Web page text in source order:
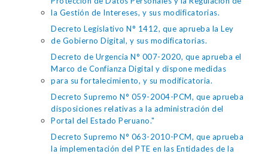
la Gestión de Intereses, y sus modificatorias.
Decreto Legislativo N° 1412, que aprueba la Ley
de Gobierno Digital, y sus modificatorias.
Decreto de Urgencia N° 007-2020, que aprueba el
Marco de Confianza Digital y dispone medidas
para su fortalecimiento, y su modificatoria.
Decreto Supremo N° 059-2004-PCM, que aprueba
disposiciones relativas a la administración del
Portal del Estado Peruano."
Decreto Supremo N° 063-2010-PCM, que aprueba
la implementación del PTE en las Entidades de la